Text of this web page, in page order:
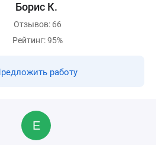
Борис К.
Отзывов: 66
Рейтинг: 95%
работу